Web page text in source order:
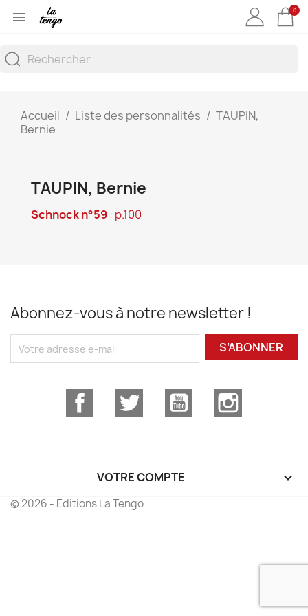
 0
Accueil Liste des personnalités
TAUPIN,
Bernie
TAUPIN, Bernie
Schnock n°59: p.100
Abonnez-vous à notre newsletter !
S’ABONNER
Facebook Twitter YouTube
VOTRE COMPTE 
© 2026 - Editions La Tengo